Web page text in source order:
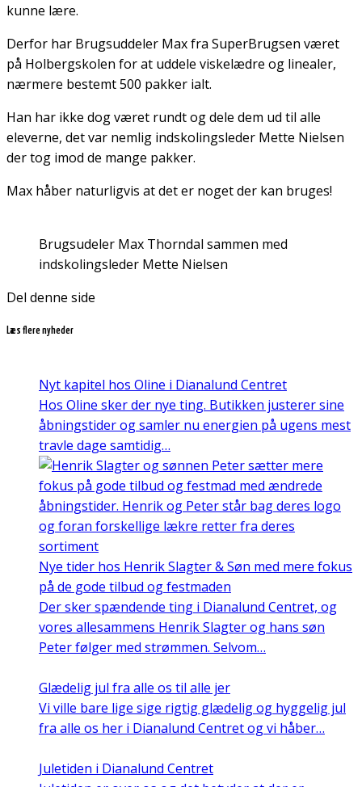
kunne lære.
Derfor har Brugsuddeler Max fra SuperBrugsen været
på Holbergskolen for at uddele viskelædre og linealer,
nærmere bestemt 500 pakker ialt.
Han har ikke dog været rundt og dele dem ud til alle
eleverne, det var nemlig indskolingsleder Mette Nielsen
der tog imod de mange pakker.
Max håber naturligvis at det er noget der kan bruges!
Brugsudeler Max Thorndal sammen med
indskolingsleder Mette Nielsen
Del denne side
Læs flere nyheder
Nyt kapitel hos Oline i Dianalund Centret
Hos Oline sker der nye ting. Butikken justerer sine
åbningstider og samler nu energien på ugens mest
travle dage samtidig…
Nye tider hos Henrik Slagter & Søn med mere fokus
på de gode tilbud og festmaden
Der sker spændende ting i Dianalund Centret, og
vores allesammens Henrik Slagter og hans søn
Peter følger med strømmen. Selvom…
Glædelig jul fra alle os til alle jer
Vi ville bare lige sige rigtig glædelig og hyggelig jul
fra alle os her i Dianalund Centret og vi håber…
Juletiden i Dianalund Centret